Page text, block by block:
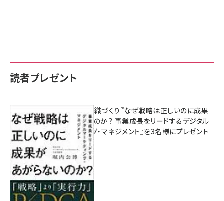
読者プレゼント
成果を生む組織づくり『なぜ戦略は正しいのに成果
があがらないのか？ 事業成長をリードするデジタル
マーケティング・マネジメント』を3名様にプレゼント
10:00